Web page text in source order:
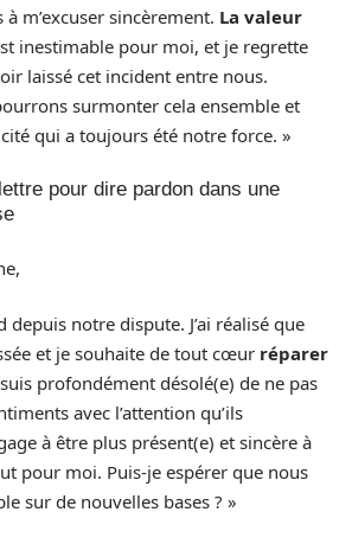
m’excuser sincèrement. La valeur
inestimable pour moi, et je regrette
laissé cet incident entre nous.
surmonter cela ensemble et
qui a toujours été notre force. »
pour dire pardon dans une
notre dispute. J’ai réalisé que
et je souhaite de tout cœur réparer
suis profondément désolé(e) de ne pas
avec l’attention qu’ils
à être plus présent(e) et sincère à
pour moi. Puis-je espérer que nous
sur de nouvelles bases ? »